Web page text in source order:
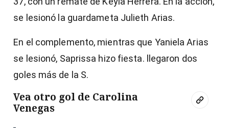
se lesionó la guardameta Julieth Arias.
En el complemento, mientras que Yaniela Arias
se lesionó, Saprissa hizo fiesta. llegaron dos
goles más de la S.
Vea otro gol de Carolina
Venegas